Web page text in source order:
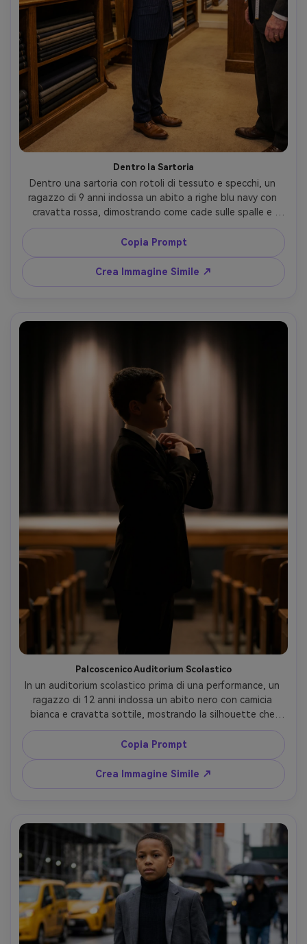
Dentro la Sartoria
Dentro una sartoria con rotoli di tessuto e specchi, un
ragazzo di 9 anni indossa un abito a righe blu navy con
cravatta rossa, dimostrando come cade sulle spalle e
come l'orlo si appoggia sulla sua figura; illuminazione calda
tungsteno, Canon R5 85mm, inquadratura a tre quarti,
texture nitida, realismo editoriale --ar 4:5
Copia Prompt
Crea Immagine Simile ↗
Palcoscenico Auditorium Scolastico
In un auditorium scolastico prima di una performance, un
ragazzo di 12 anni indossa un abito nero con camicia
bianca e cravatta sottile, mostrando la silhouette che
crea sul tuo corpo e un chiaro controllo delle spalle; fari
sul palco con sfumatura morbida, Sony A7IV 85mm,
inquadratura media, messa a fuoco nitida, ombre naturali
--ar 4:5
Copia Prompt
Crea Immagine Simile ↗